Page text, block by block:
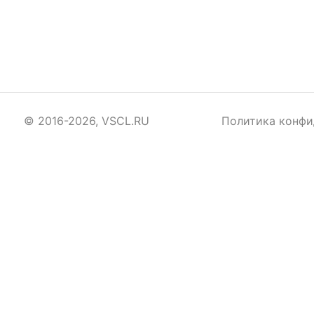
© 2016-2026, VSCL.RU Политика